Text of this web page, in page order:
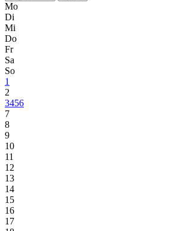
Mo
Di
Mi
Do
Fr
Sa
So
1
2
3456
7
8
9
10
11
12
13
14
15
16
17